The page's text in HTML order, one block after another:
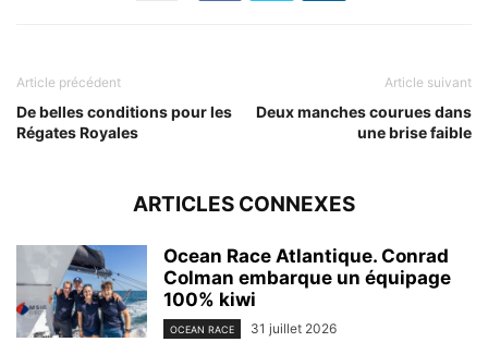
Article précédent
De belles conditions pour les
Régates Royales
Article suivant
Deux manches courues dans
une brise faible
ARTICLES CONNEXES
Ocean Race Atlantique. Conrad
Colman embarque un équipage
100% kiwi
OCEAN RACE 31 juillet 2026